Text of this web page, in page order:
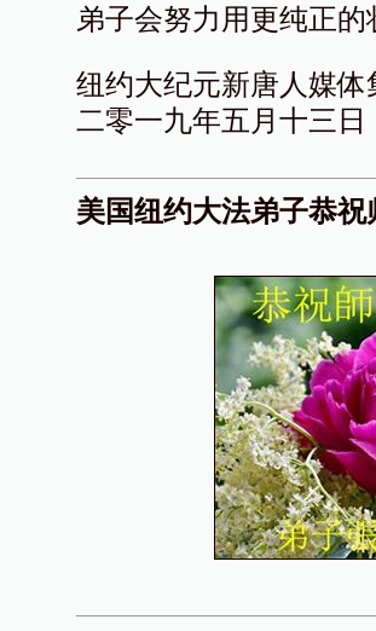
弟子会努力用更纯正
纽约大纪元新唐人媒
二零一九年五月十三日
美国纽约大法弟子恭